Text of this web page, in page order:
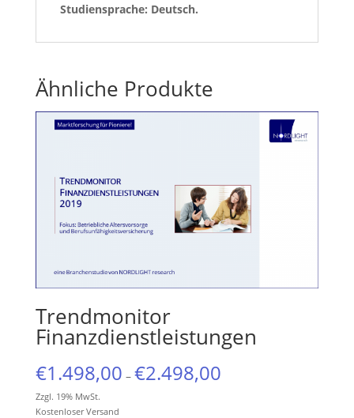
Studiensprache: Deutsch.
Ähnliche Produkte
Trendmonitor
Finanzdienstleistungen
€1.498,00 – €2.498,00
Zzgl. 19% MwSt.
Kostenloser Versand